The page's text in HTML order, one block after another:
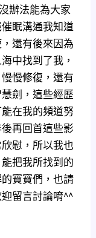
辦法能為大家
眠溝通我知道
還有後來因為
中找到了我，
慢修復，還有
劍，這些經歷
在我的頻道努
再回首這些影
慰，所以我也
把我所找到的
寶寶們，也請
留言討論唷^^